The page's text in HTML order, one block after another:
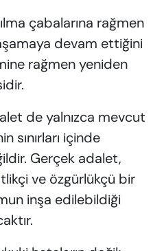
çabalarına rağmen
devam ettiğini
rağmen yeniden
de yalnızca mevcut
sınırları içinde
Gerçek adalet,
ve özgürlükçü bir
inşa edilebildiği